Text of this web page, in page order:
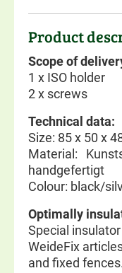
Product
Scope of
1 x ISO holder
2 x screws
Technical data:
Size: 85 x 50 x
Material:
handgefertigt
Colour: black/
Optimally
Special
WeideFix
and fixed